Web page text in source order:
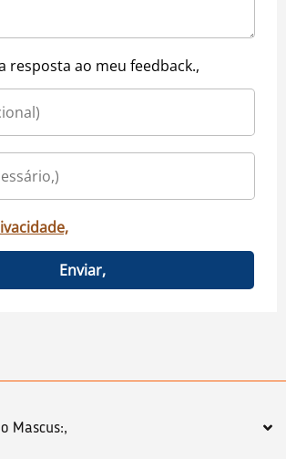
resposta ao meu feedback.,
Enviar,
Mascus:,